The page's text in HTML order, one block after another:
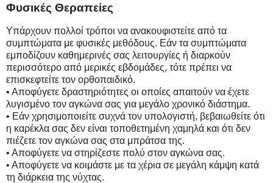
Φυσικές Θεραπείες
Υπάρχουν πολλοί τρόποι να ανακουφιστείτε από τα
συμπτώματα με φυσικές μεθόδους. Εάν τα συμπτώματα
εμποδίζουν καθημερινές σας λειτουργίες ή διαρκούν
περισσότερο από μερικές εβδομάδες, τότε πρέπει να
επισκεφτείτε τον ορθοπαιδικό.
• Αποφύγετε δραστηριότητες οι οποίες απαιτούν να έχετε
λυγισμένο τον αγκώνα σας για μεγάλο χρονικό διάστημα.
• Εάν χρησιμοποιείτε συχνά τον υπολογιστή, βεβαιωθείτε ότι
η καρέκλα σας δεν είναι τοποθετημένη χαμηλά και ότι δεν
πιέζετε τον αγκώνα σας στα μπράτσα της.
• Αποφύγετε να στηρίζεστε πολύ στον αγκώνα σας.
• Αποφύγετε να κοιμάστε με τα χέρια σε μεγάλη κάμψη κατά
τη διάρκεια της νύχτας.